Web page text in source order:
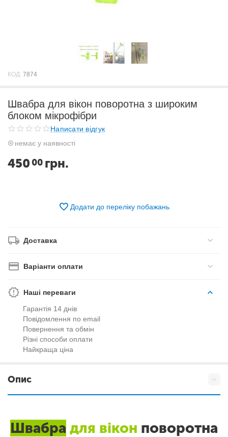
КОД: 7874
Швабра для вікон поворотна з широким
блоком мікрофібри
Написати відгук
немає у наявності
450 00 грн.
Додати до переліку побажань
Доставка
Варіанти оплати
Наші переваги
Гарантія 14 днів
Повідомлення по email
Повернення та обмін
Різні способи оплати
Найкраща ціна
Опис
Швабра для вікон поворотна